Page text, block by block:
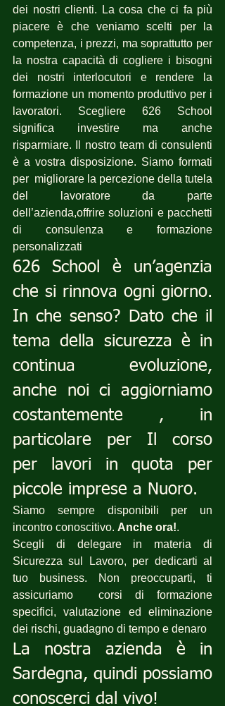
dei nostri clienti. La cosa che ci fa più
piacere è che veniamo scelti per la
competenza, i prezzi, ma soprattutto per
la nostra capacità di cogliere i bisogni
dei nostri interlocutori e rendere la
formazione un momento produttivo per i
lavoratori. Scegliere 626 School
significa investire ma anche
risparmiare. Il nostro team di consulenti
è a vostra disposizione. Siamo formati
per  migliorare la percezione della tutela
del lavoratore da parte
dell’azienda,offrire soluzioni e pacchetti
di consulenza e formazione
personalizzati
626 School è un’agenzia
che si rinnova ogni giorno.
In che senso? Dato che il
tema della sicurezza è in
continua evoluzione,
anche noi ci aggiorniamo
costantemente , in
particolare per Il corso
per lavori in quota per
piccole imprese a Nuoro.
Siamo sempre disponibili per un
incontro conoscitivo. Anche ora!.
Scegli di delegare in materia di
Sicurezza sul Lavoro, per dedicarti al
tuo business. Non preoccuparti, ti
assicuriamo  corsi di formazione
specifici, valutazione ed eliminazione
dei rischi, guadagno di tempo e denaro
La nostra azienda è in
Sardegna, quindi possiamo
conoscerci dal vivo!